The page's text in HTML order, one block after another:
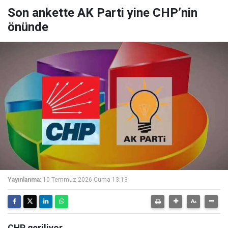
Son ankette AK Parti yine CHP’nin
önünde
Yayınlanma: 10 Temmuz 2026 Cuma 13:13